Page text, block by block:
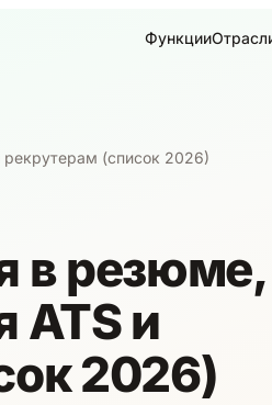
Функции
рекрутерам (список 2026)
в резюме,
ATS и
2026)